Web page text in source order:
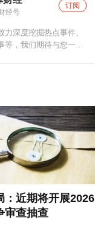
经号
订阅
力深度挖掘热点事件、
等，我们期待与您一同
：近期将开展2026
审查抽查